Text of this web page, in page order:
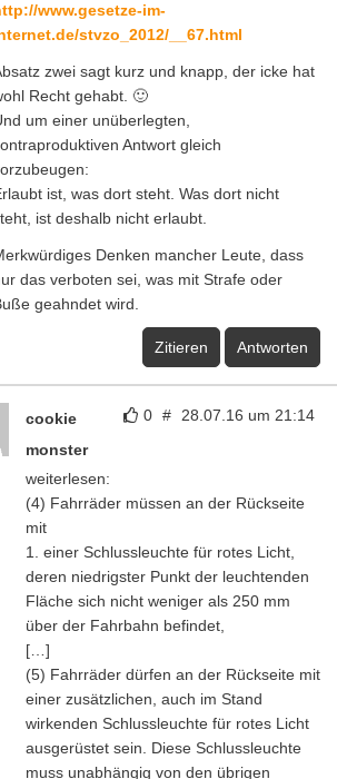
0 #
cookie
monster
weiterlesen:
(4) Fahrräder müssen an der Rückseite
mit
1. einer Schlussleuchte für rotes Licht,
deren niedrigster Punkt der leuchtenden
Fläche sich nicht weniger als 250 mm
über der Fahrbahn befindet,
[…]
(5) Fahrräder dürfen an der Rückseite mit
einer zusätzlichen, auch im Stand
wirkenden Schlussleuchte für rotes Licht
ausgerüstet sein. Diese Schlussleuchte
muss unabhängig von den übrigen
Beleuchtungseinrichtungen einschaltbar
sein.
Oder auch aus dem Artikel:
"Ob das Licht im nicht blinkenden Modus
(den gibt es) als Rücklicht durchgeht?
Glaubt mir, ich hoffe es inständig, aber
darauf verlassen würde ich mich nicht."
Rücklicht wird schwierig, Als Standlicht
vielleicht…. wenn jemand einen guten tag
hat.
0 # 28.07.16 um 21:18
Und um einer Intelligenzgeminderten
Antwort vorzubeugen, ich habe nicht